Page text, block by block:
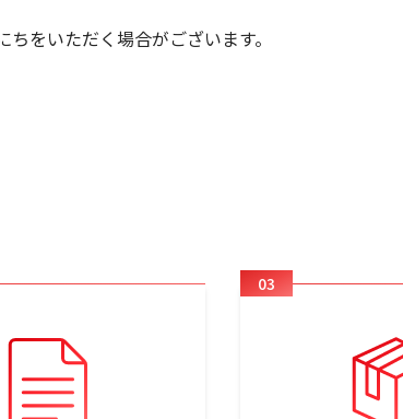
をいただく場合がございます。
03